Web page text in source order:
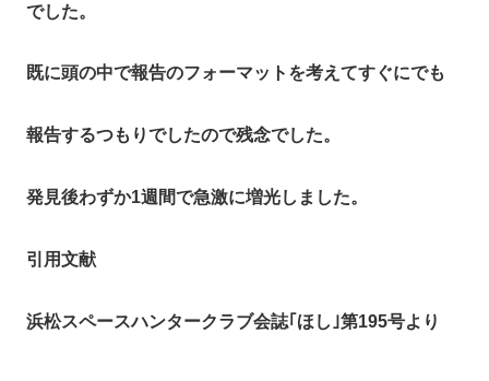
でした。
既に頭の中で報告のフォーマットを考えてすぐにでも
報告するつもりでしたので残念でした。
発見後わずか1週間で急激に増光しました。
引用文献
浜松スペースハンタークラブ会誌｢ほし｣第195号より